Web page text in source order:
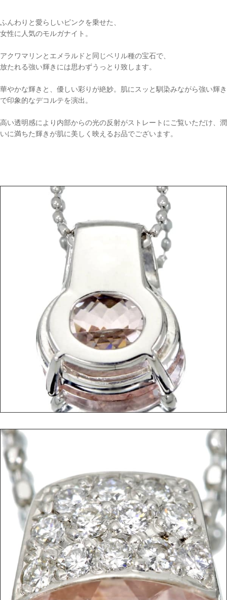
ふんわりと愛らしいピンクを乗せた、
女性に人気のモルガナイト。
アクワマリンとエメラルドと同じベリル種の宝石で、
放たれる強い輝きには思わずうっとり致します。
華やかな輝きと、優しい彩りが絶妙。肌にスッと馴染みながら強い輝き
で印象的なデコルテを演出。
高い透明感により内部からの光の反射がストレートにご覧いただけ、潤
いに満ちた輝きが肌に美しく映えるお品でございます。